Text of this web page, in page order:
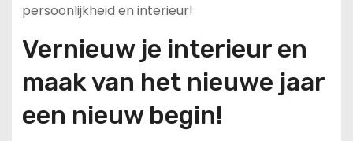
persoonlijkheid en interieur!
Vernieuw je interieur en
maak van het nieuwe jaar
een nieuw begin!